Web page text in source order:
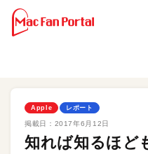
Apple レポート
掲載日： 2017年6月12日
知れば知るほど